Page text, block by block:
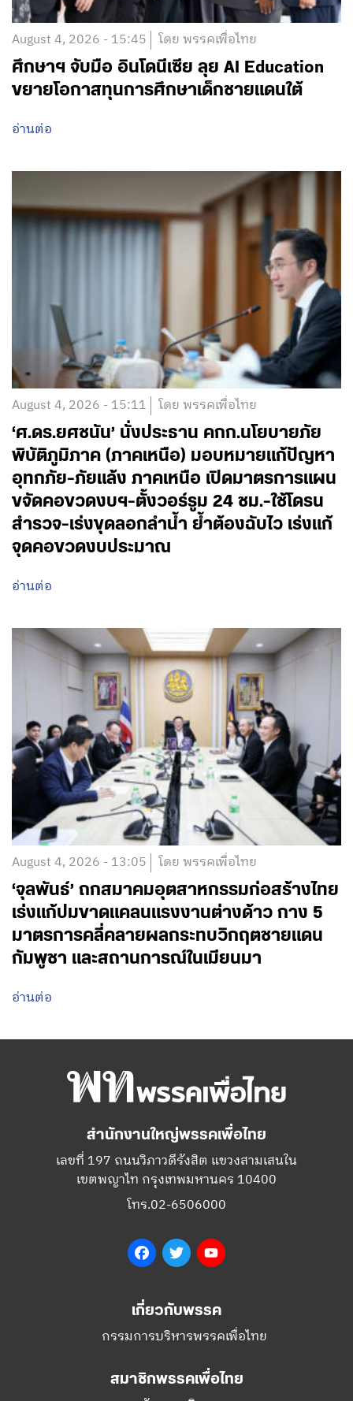
August 4, 2026 - 15:45 โดย พรรคเพื่อไทย
ศึกษาฯ จับมือ อินโดนีเซีย ลุย AI Education
ขยายโอกาสทุนการศึกษาเด็กชายแดนใต้
อ่านต่อ
August 4, 2026 - 15:11 โดย พรรคเพื่อไทย
‘ศ.ดร.ยศชนัน’ นั่งประธาน คกก.นโยบายภัย
พิบัติภูมิภาค (ภาคเหนือ) มอบหมายแก้ปัญหา
อุทกภัย-ภัยแล้ง ภาคเหนือ เปิดมาตรการแผน
ขจัดคอขวดงบฯ-ตั้งวอร์รูม 24 ชม.-ใช้โดรน
สำรวจ-เร่งขุดลอกลำน้ำ ย้ำต้องฉับไว เร่งแก้
จุดคอขวดงบประมาณ
อ่านต่อ
August 4, 2026 - 13:05 โดย พรรคเพื่อไทย
‘จุลพันธ์’ ถกสมาคมอุตสาหกรรมก่อสร้างไทย
เร่งแก้ปมขาดแคลนแรงงานต่างด้าว กาง 5
มาตรการคลี่คลายผลกระทบวิกฤตชายแดน
กัมพูชา และสถานการณ์ในเมียนมา
อ่านต่อ
สำนักงานใหญ่พรรคเพื่อไทย
เลขที่ 197 ถนนวิภาวดีรังสิต แขวงสามเสนใน
เขตพญาไท กรุงเทพมหานคร 10400
โทร.02-6506000
FacebookTwitter
เกี่ยวกับพรรค
กรรมการบริหารพรรคเพื่อไทย
สมาชิกพรรคเพื่อไทย